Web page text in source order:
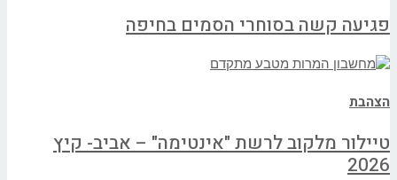
פגיעה קשה בסוחרי הסמים בחיפה
הצהבת
טיילור מלקוב לרשת "אינטימה" – אביב- קיץ
2026